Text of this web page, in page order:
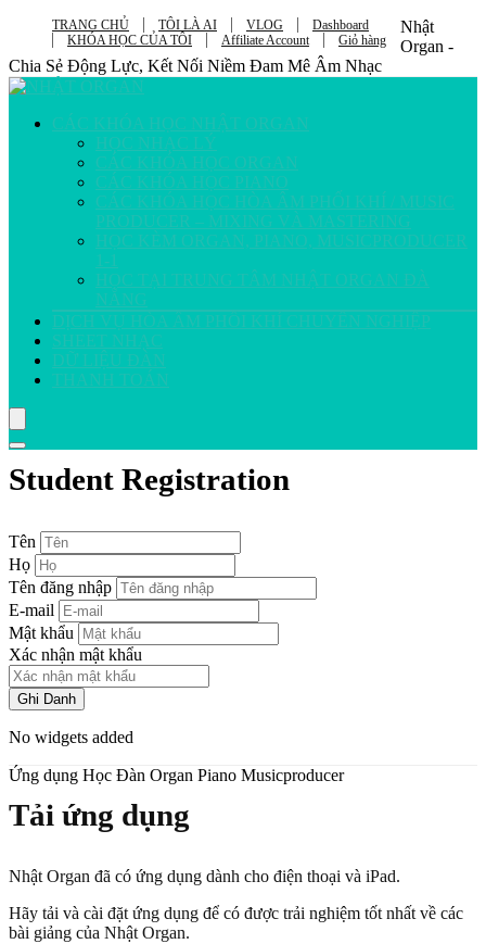
TRANG CHỦ TÔI LÀ AI VLOG
Dashboard
KHÓA HỌC CỦA TÔI
Affiliate Account Giỏ hàng
Nhật
Organ -
Chia Sẻ Động Lực, Kết Nối Niềm Đam Mê Âm Nhạc
CÁC KHÓA HỌC NHẬT ORGAN
HỌC NHẠC LÝ
CÁC KHÓA HỌC ORGAN
CÁC KHÓA HỌC PIANO
CÁC KHÓA HỌC HÒA ÂM PHỐI KHÍ / MUSIC
PRODUCER – MIXING VÀ MASTERING
HỌC KÈM ORGAN, PIANO, MUSICPRODUCER
1-1
HỌC TẠI TRUNG TÂM NHẬT ORGAN ĐÀ
NẴNG
DỊCH VỤ HÒA ÂM PHỐI KHÍ CHUYÊN NGHIỆP
SHEET NHẠC
DỮ LIỆU ĐÀN
THANH TOÁN
Student Registration
Tên
Họ
Tên đăng nhập
E-mail
Mật khẩu
Xác nhận mật khẩu
Ghi Danh
No widgets added
Ứng dụng Học Đàn Organ Piano Musicproducer
Tải ứng dụng
Nhật Organ đã có ứng dụng dành cho điện thoại và iPad.
Hãy tải và cài đặt ứng dụng để có được trải nghiệm tốt nhất về các
bài giảng của Nhật Organ.